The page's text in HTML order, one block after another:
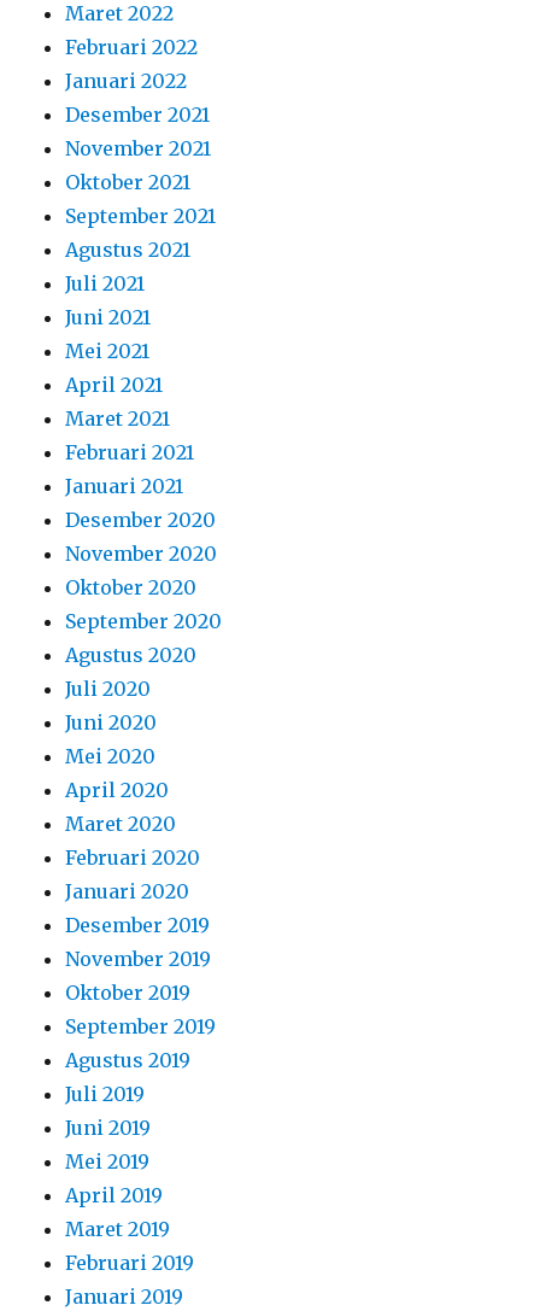
Maret 2022
Februari 2022
Januari 2022
Desember 2021
November 2021
Oktober 2021
September 2021
Agustus 2021
Juli 2021
Juni 2021
Mei 2021
April 2021
Maret 2021
Februari 2021
Januari 2021
Desember 2020
November 2020
Oktober 2020
September 2020
Agustus 2020
Juli 2020
Juni 2020
Mei 2020
April 2020
Maret 2020
Februari 2020
Januari 2020
Desember 2019
November 2019
Oktober 2019
September 2019
Agustus 2019
Juli 2019
Juni 2019
Mei 2019
April 2019
Maret 2019
Februari 2019
Januari 2019